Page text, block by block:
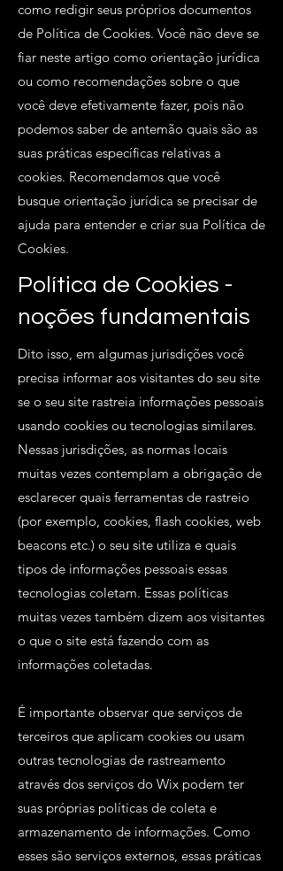
como redigir seus próprios documentos
de Política de Cookies. Você não deve se
fiar neste artigo como orientação jurídica
ou como recomendações sobre o que
você deve efetivamente fazer, pois não
podemos saber de antemão quais são as
suas práticas específicas relativas a
cookies. Recomendamos que você
busque orientação jurídica se precisar de
ajuda para entender e criar sua Política de
Cookies.
Política de Cookies -
noções fundamentais
Dito isso, em algumas jurisdições você
precisa informar aos visitantes do seu site
se o seu site rastreia informações pessoais
usando cookies ou tecnologias similares.
Nessas jurisdições, as normas locais
muitas vezes contemplam a obrigação de
esclarecer quais ferramentas de rastreio
(por exemplo, cookies, flash cookies, web
beacons etc.) o seu site utiliza e quais
tipos de informações pessoais essas
tecnologias coletam. Essas políticas
muitas vezes também dizem aos visitantes
o que o site está fazendo com as
informações coletadas.
É importante observar que serviços de
terceiros que aplicam cookies ou usam
outras tecnologias de rastreamento
através dos serviços do Wix podem ter
suas próprias políticas de coleta e
armazenamento de informações. Como
esses são serviços externos, essas práticas